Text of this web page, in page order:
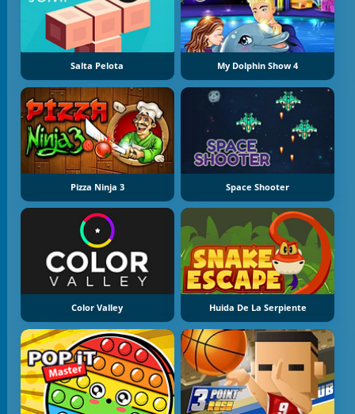
Salta Pelota My Dolphin Show 4
Pizza Ninja 3 Space Shooter
Color Valley Huida De La Serpiente